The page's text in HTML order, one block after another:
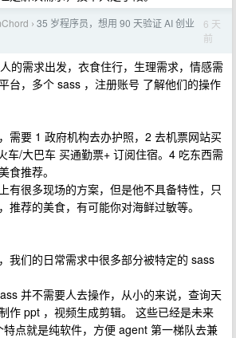
› 35 岁程序员，想用 90 天验证 AI 创业
6 天
前
的需求出发，衣食住行，生理需求，情感需
台，多个 sass ，注册账号 了解他们的操作
需要 1 政府机构去办护照，2 去机票网站买
车/大巴车 买通勤票+ 订阅住宿。4 吃东西需
食推荐。
有很多现场的方案，但是他不具备特性，只
推荐的美食，有可能你对海鲜过敏等。
我们的日常需求中很多部分被特定的 sass
并不需要人去操作，从小的来说，查询天
作 ppt ，视频生成剪辑。 这些已经是未来
点就是纯软件，方便 agent 第一梯队去兼